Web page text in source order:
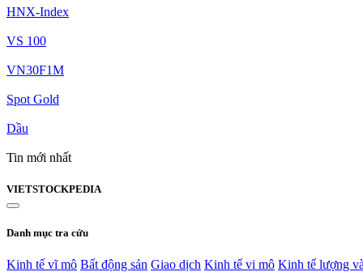
HNX-Index
VS 100
VN30F1M
Spot Gold
Dầu
Tin mới nhất
VIETSTOCKPEDIA
Danh mục tra cứu
Kinh tế vĩ mô Bất động sản Giao dịch Kinh tế vi mô Kinh tế lượng